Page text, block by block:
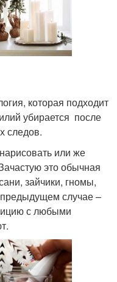
которая подходит
убирается после
следов.
или же
это обычная
зайчики, гномы,
случае –
с любыми